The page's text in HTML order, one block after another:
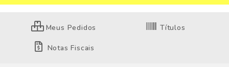
Meus Pedidos Títulos
Notas Fiscais